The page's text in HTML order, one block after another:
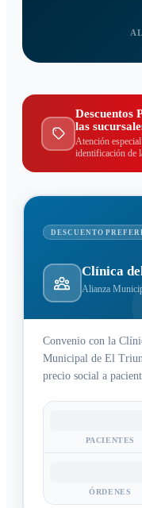
Descuentos
las
Atención
identificación de
DESCUENTO
Clínica
Alianza
Convenio con la
Municipal de El
precio social a
PACIENTES
ÓRDENES